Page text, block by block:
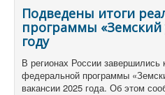
Подведены итоги
программы «Земский
году
В регионах России завершились
федеральной программы
вакансии 2025 года. Об этом